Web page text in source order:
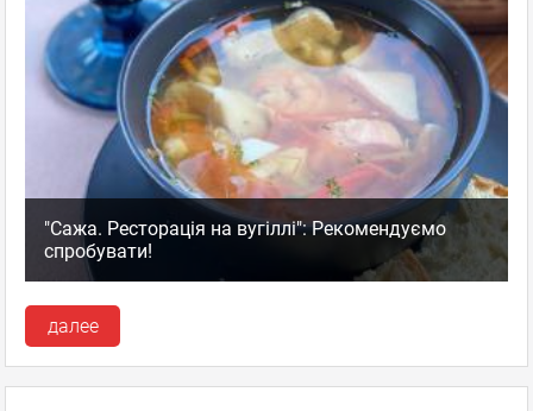
"Сажа. Ресторація на вугіллі": Рекомендуємо
спробувати!
далее